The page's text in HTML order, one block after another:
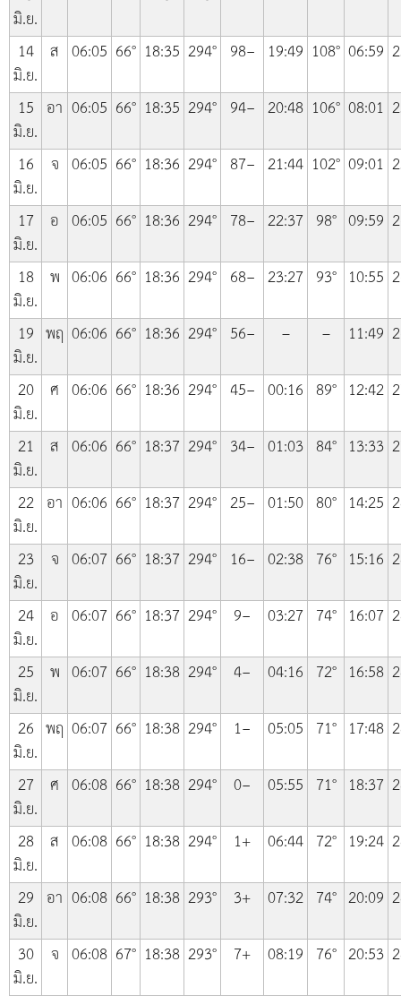
มิ.ย.
14
มิ.ย.
ส 06:05 66° 18:35 294° 98− 19:49 108° 06:59
15
มิ.ย.
อา 06:05 66° 18:35 294° 94− 20:48 106° 08:01
16
มิ.ย.
จ 06:05 66° 18:36 294° 87− 21:44 102° 09:01
17
มิ.ย.
อ 06:05 66° 18:36 294° 78− 22:37 98° 09:59
18
มิ.ย.
พ 06:06 66° 18:36 294° 68− 23:27 93° 10:55
19
มิ.ย.
พฤ 06:06 66° 18:36 294° 56− – – 11:49
20
มิ.ย.
ศ 06:06 66° 18:36 294° 45− 00:16 89° 12:42
21
มิ.ย.
ส 06:06 66° 18:37 294° 34− 01:03 84° 13:33
22
มิ.ย.
อา 06:06 66° 18:37 294° 25− 01:50 80° 14:25
23
มิ.ย.
จ 06:07 66° 18:37 294° 16− 02:38 76° 15:16
24
มิ.ย.
อ 06:07 66° 18:37 294° 9− 03:27 74° 16:07
25
มิ.ย.
พ 06:07 66° 18:38 294° 4− 04:16 72° 16:58
26
มิ.ย.
พฤ 06:07 66° 18:38 294° 1− 05:05 71° 17:48
27
มิ.ย.
ศ 06:08 66° 18:38 294° 0− 05:55 71° 18:37
28
มิ.ย.
ส 06:08 66° 18:38 294° 1+ 06:44 72° 19:24
29
มิ.ย.
อา 06:08 66° 18:38 293° 3+ 07:32 74° 20:09
30
มิ.ย.
จ 06:08 67° 18:38 293° 7+ 08:19 76° 20:53